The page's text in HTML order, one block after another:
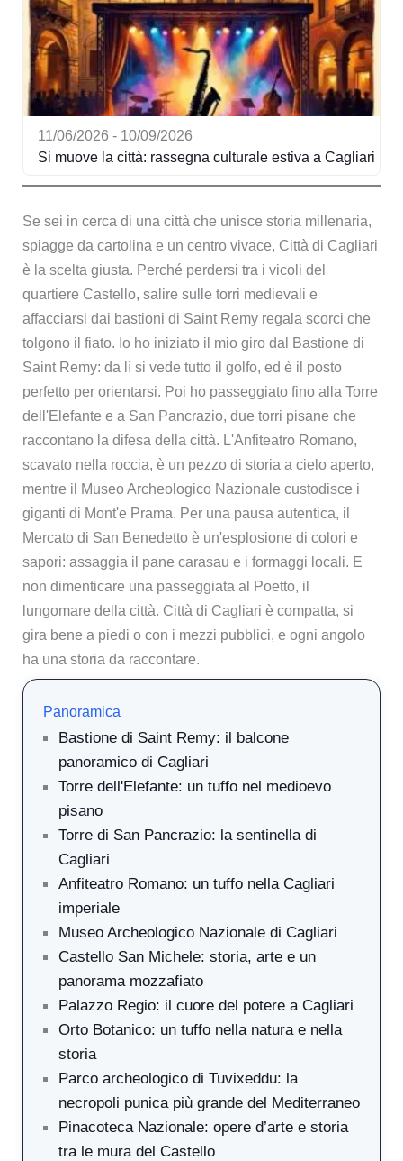
11/06/2026 - 10/09/2026
Si muove la città: rassegna culturale estiva a Cagliari
Se sei in cerca di una città che unisce storia millenaria,
spiagge da cartolina e un centro vivace, Città di Cagliari
è la scelta giusta. Perché perdersi tra i vicoli del
quartiere Castello, salire sulle torri medievali e
affacciarsi dai bastioni di Saint Remy regala scorci che
tolgono il fiato. Io ho iniziato il mio giro dal Bastione di
Saint Remy: da lì si vede tutto il golfo, ed è il posto
perfetto per orientarsi. Poi ho passeggiato fino alla Torre
dell'Elefante e a San Pancrazio, due torri pisane che
raccontano la difesa della città. L'Anfiteatro Romano,
scavato nella roccia, è un pezzo di storia a cielo aperto,
mentre il Museo Archeologico Nazionale custodisce i
giganti di Mont'e Prama. Per una pausa autentica, il
Mercato di San Benedetto è un'esplosione di colori e
sapori: assaggia il pane carasau e i formaggi locali. E
non dimenticare una passeggiata al Poetto, il
lungomare della città. Città di Cagliari è compatta, si
gira bene a piedi o con i mezzi pubblici, e ogni angolo
ha una storia da raccontare.
Panoramica
Bastione di Saint Remy: il balcone
panoramico di Cagliari
Torre dell'Elefante: un tuffo nel medioevo
pisano
Torre di San Pancrazio: la sentinella di
Cagliari
Anfiteatro Romano: un tuffo nella Cagliari
imperiale
Museo Archeologico Nazionale di Cagliari
Castello San Michele: storia, arte e un
panorama mozzafiato
Palazzo Regio: il cuore del potere a Cagliari
Orto Botanico: un tuffo nella natura e nella
storia
Parco archeologico di Tuvixeddu: la
necropoli punica più grande del Mediterraneo
Pinacoteca Nazionale: opere d’arte e storia
tra le mura del Castello